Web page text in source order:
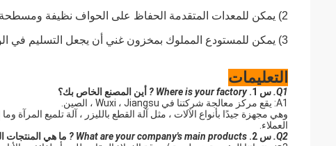
2) يمكن للمعدات المتقدمة الحفاظ على الحواف نظيفة ومسطحة عند القطع ؛
3) يمكن للمستودع المملوك بمخزون غني أن يجعل التسليم في الوقت المناسب ؛
التعليمات
Q1. س 1. Where is your factory ?
أين المصنع الخاص بك؟
A1: يقع مركز معالجة شركتنا في Wuxi ، Jiangsu ، الصين.
وهي مجهزة جيدًا بأنواع الآلات ، مثل آلة القطع بالليزر ، آلة تلميع
العملاء.
Q2. س 2. What are your company's main products ?
ما هي المنتجات